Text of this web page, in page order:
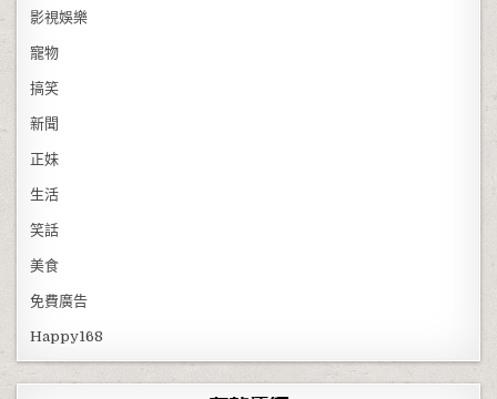
影視娛樂
寵物
搞笑
新聞
正妹
生活
笑話
美食
免費廣告
Happy168